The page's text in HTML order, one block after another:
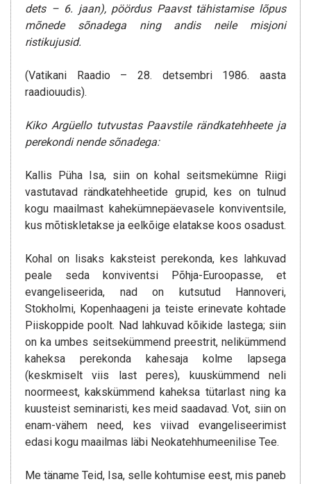
dets – 6. jaan), pöördus Paavst tähistamise lõpus
mõnede sõnadega ning andis neile misjoni
ristikujusid.
(Vatikani Raadio – 28. detsembri 1986. aasta
raadiouudis).
Kiko Argüello tutvustas Paavstile rändkatehheete ja
perekondi nende sõnadega:
Kallis Püha Isa, siin on kohal seitsmekümne Riigi
vastutavad rändkatehheetide grupid, kes on tulnud
kogu maailmast kahekümnepäevasele konviventsile,
kus mõtiskletakse ja eelkõige elatakse koos osadust.
Kohal on lisaks kaksteist perekonda, kes lahkuvad
peale seda konviventsi Põhja-Euroopasse, et
evangeliseerida, nad on kutsutud Hannoveri,
Stokholmi, Kopenhaageni ja teiste erinevate kohtade
Piiskoppide poolt. Nad lahkuvad kõikide lastega; siin
on ka umbes seitsekümmend preestrit, nelikümmend
kaheksa perekonda kahesaja kolme lapsega
(keskmiselt viis last peres), kuuskümmend neli
noormeest, kakskümmend kaheksa tütarlast ning ka
kuusteist seminaristi, kes meid saadavad. Vot, siin on
enam-vähem need, kes viivad evangeliseerimist
edasi kogu maailmas läbi Neokatehhumeenilise Tee.
Me täname Teid, Isa, selle kohtumise eest, mis paneb